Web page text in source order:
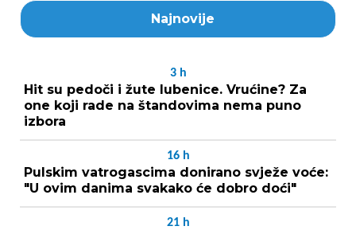
Najnovije
3 h
Hit su pedoči i žute lubenice. Vrućine? Za
one koji rade na štandovima nema puno
izbora
16 h
Pulskim vatrogascima donirano svježe voće:
"U ovim danima svakako će dobro doći"
21 h